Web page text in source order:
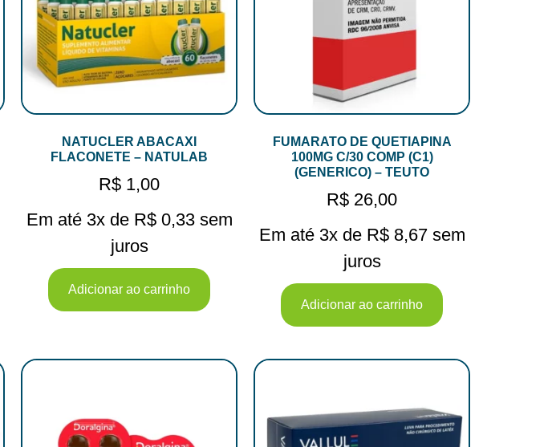
NATUCLER ABACAXI
FLACONETE – NATULAB
R$ 1,00
Em até 3x de R$0,33 sem
juros
Adicionar ao carrinho
FUMARATO DE QUETIAPINA
100MG C/30 COMP (C1)
(GENERICO) – TEUTO
R$ 26,00
Em até 3x de R$8,67 sem
juros
Adicionar ao carrinho